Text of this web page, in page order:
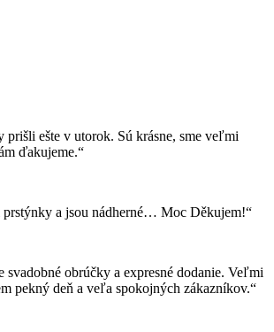
prišli ešte v utorok. Sú krásne, sme veľmi
ďakujeme.“
prstýnky a jsou nádherné… Moc Děkujem!“
svadobné obrúčky a expresné dodanie. Veľmi
pekný deň a veľa spokojných zákazníkov.“